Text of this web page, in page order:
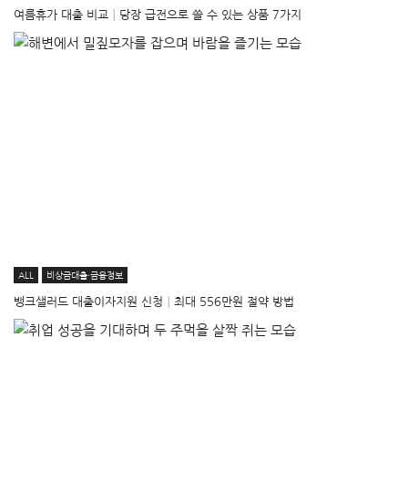
여름휴가 대출 비교│당장 급전으로 쓸 수 있는 상품 7가지
ALL 비상금대출·금융정보
뱅크샐러드 대출이자지원 신청│최대 556만원 절약 방법